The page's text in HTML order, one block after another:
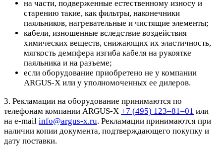
на части, подверженные естественному износу и
старению такие, как фильтры, наконечники
паяльников, нагревательные и чистящие элементы;
кабели, изношенные вследствие воздействия
химических веществ, снижающих их эластичность,
мягкость демпфера изгиба кабеля на рукоятке
паяльника и на разъеме;
если оборудование приобретено не у компании
ARGUS-X или у уполномоченных ее дилеров.
3. Рекламации на оборудование принимаются по
телефонам компании ARGUS-X +7 (495) 123–81–01 или
на e-mail info@argus-x.ru. Рекламации принимаются при
наличии копии документа, подтверждающего покупку и
дату поставки.